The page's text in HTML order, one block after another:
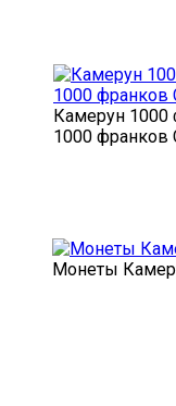
Камерун
1000 франков
Монеты